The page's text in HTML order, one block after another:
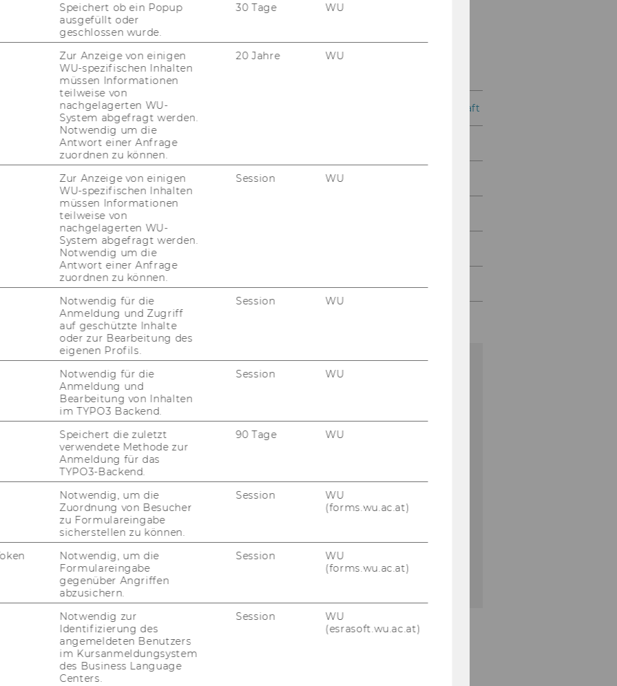
der Ein­rich­tun­
oder For­schung
mehr
and De­cis­i­on Sci­en­ces
& Sta­tis­tics
Wirtschaft und Gesellschaft
News
gan der WU
jeden Mitt­
LESEN
Speichert ob ein Popup
ausgefüllt oder
geschlossen wurde.
30 Tage WU
Zur Anzeige von einigen
WU-spezifischen Inhalten
müssen Informationen
teilweise von
nachgelagerten WU-
System abgefragt werden.
Notwendig um die
Antwort einer Anfrage
zuordnen zu können.
20 Jahre WU
Zur Anzeige von einigen
WU-spezifischen Inhalten
müssen Informationen
teilweise von
nachgelagerten WU-
System abgefragt werden.
Notwendig um die
Antwort einer Anfrage
zuordnen zu können.
Session WU
Notwendig für die
Anmeldung und Zugriff
auf geschützte Inhalte
oder zur Bearbeitung des
eigenen Profils.
Session WU
Notwendig für die
Anmeldung und
Bearbeitung von Inhalten
im TYPO3 Backend.
Session WU
Speichert die zuletzt
verwendete Methode zur
Anmeldung für das
TYPO3-Backend.
90 Tage WU
Notwendig, um die
Zuordnung von Besucher
zu Formulareingabe
sicherstellen zu können.
Session
WU
(forms.wu.ac.at)
Notwendig, um die
Formulareingabe
gegenüber Angriffen
abzusichern.
Session
WU
(forms.wu.ac.at)
Notwendig zur
Identifizierung des
angemeldeten Benutzers
im Kursanmeldungsystem
des Business Language
Centers.
Session
WU
(esrasoft.wu.ac.at)